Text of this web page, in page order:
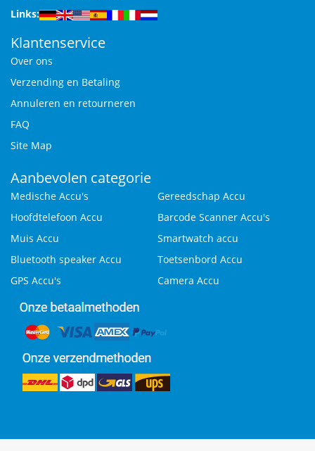
Links:
Klantenservice
Over ons
Verzending en Betaling
Annuleren en retourneren
FAQ
Site Map
Aanbevolen categorie
Medische Accu's
Gereedschap Accu
Hoofdtelefoon Accu
Barcode Scanner Accu's
Muis Accu
Smartwatch accu
Bluetooth speaker Accu
Toetsenbord Accu
GPS Accu's
Camera Accu